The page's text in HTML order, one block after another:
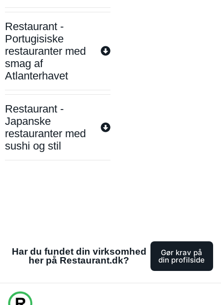
Restaurant -
Portugisiske
restauranter med
smag af
Atlanterhavet
Restaurant -
Japanske
restauranter med
sushi og stil
Har du fundet din virksomhed
her på Restaurant.dk?
Gør krav på
din profilside